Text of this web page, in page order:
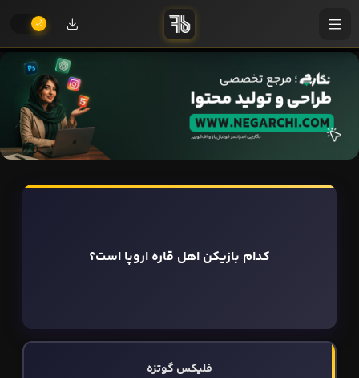
کدام بازیکن اهل قاره اروپا است؟
فلیکس گوتزه